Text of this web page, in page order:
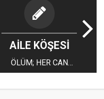
AİLE KÖŞESİ
ÖLÜM; HER CAN
ÖLÜMÜ TADACAKTIR